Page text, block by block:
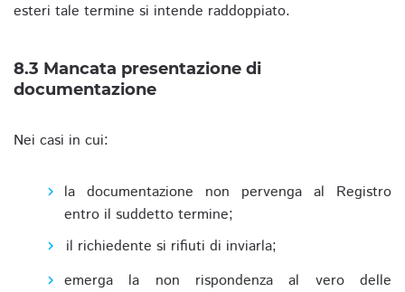
esteri tale termine si intende raddoppiato.
8.3 Mancata presentazione di
documentazione
Nei casi in cui:
la documentazione non pervenga al Registro
entro il suddetto termine;
il richiedente si rifiuti di inviarla;
emerga la non rispondenza al vero delle